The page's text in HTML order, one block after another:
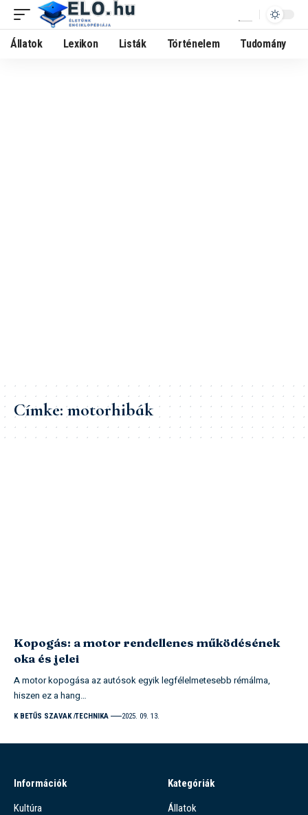
Állatok Lexikon Listák Történelem Tudomány
Címke:motorhibák
Kopogás: a motor rendellenes működésének
oka és jelei
A motor kopogása az autósok egyik legfélelmetesebb rémálma,
hiszen ez a hang…
K BETŰS SZAVAK TECHNIKA 2025. 09. 13.
Információk
Kultúra
Kategóriák
Állatok